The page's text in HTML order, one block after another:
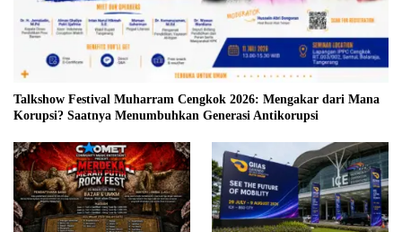
Talkshow Festival Muharram Cengkok 2026: Mengakar dari Mana
Korupsi? Saatnya Menumbuhkan Generasi Antikorupsi